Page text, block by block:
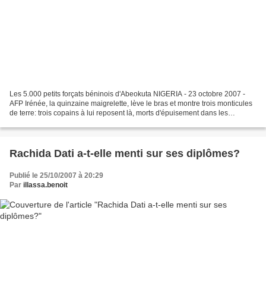
Les 5.000 petits forçats béninois d'Abeokuta NIGERIA - 23 octobre 2007 -
AFP Irénée, la quinzaine maigrelette, lève le bras et montre trois monticules
de terre: trois copains à lui reposent là, morts d'épuisement dans les
Rachida Dati a-t-elle menti sur ses diplômes?
Publié le 25/10/2007 à 20:29
Par illassa.benoit